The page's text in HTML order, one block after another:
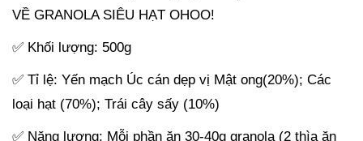
VỀ GRANOLA SIÊU HẠT OHOO!
✅ Khối lượng: 500g
✅ Tỉ lệ: Yến mạch Úc cán dẹp vị Mật ong(20%); Các
loại hạt (70%); Trái cây sấy (10%)
✅ Năng lượng: Mỗi phần ăn 30-40g granola (2 thìa ăn